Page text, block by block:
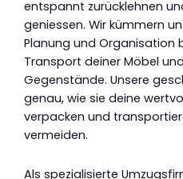
entspannt zurücklehnen
geniessen. Wir kümmern
Planung und Organisation
Transport deiner Möbel
Gegenstände. Unsere
genau, wie sie deine
verpacken und
vermeiden.
Als spezialisierte